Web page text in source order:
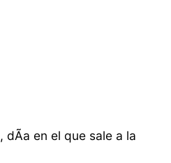
, dÃ­a en el que sale a la